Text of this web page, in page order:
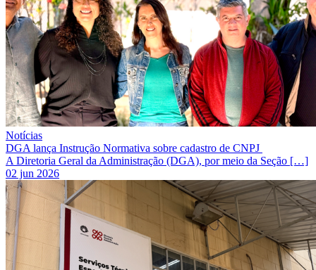
Notícias
DGA lança Instrução Normativa sobre cadastro de CNPJ
A Diretoria Geral da Administração (DGA), por meio da Seção […]
02 jun 2026